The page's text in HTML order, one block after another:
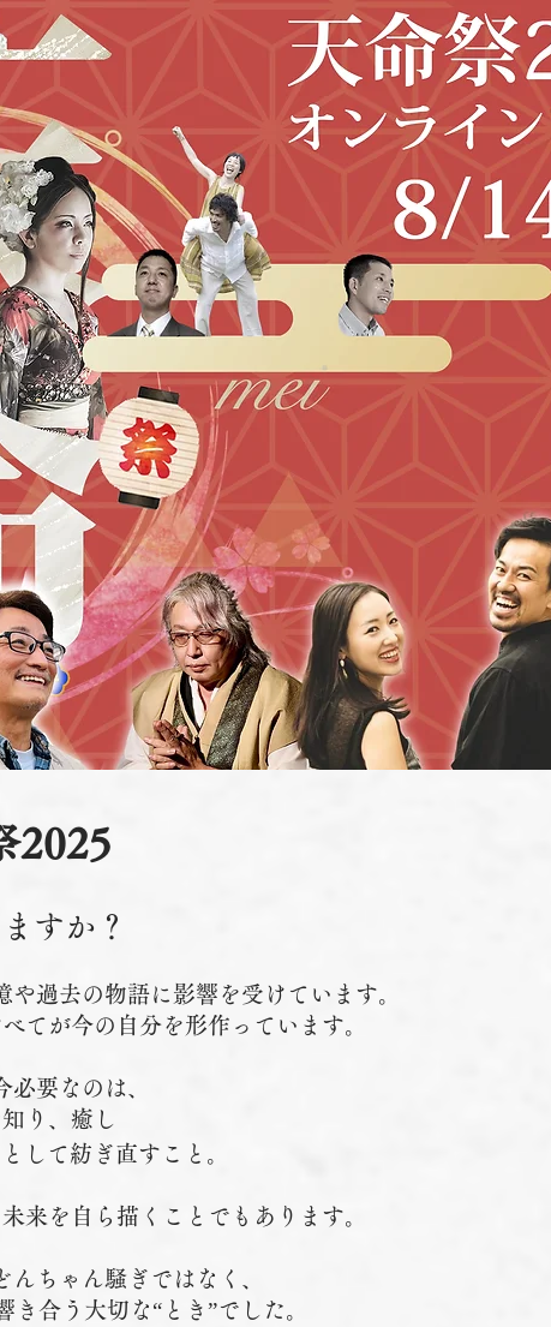
2025
すか？
過去の物語に影響を受けています。
てが今の自分を形作っています。
必要なのは、
り、癒し
として紡ぎ直すこと。
来を自ら描くことでもあります。
ちゃん騒ぎではなく、
合う大切な“とき”でした。